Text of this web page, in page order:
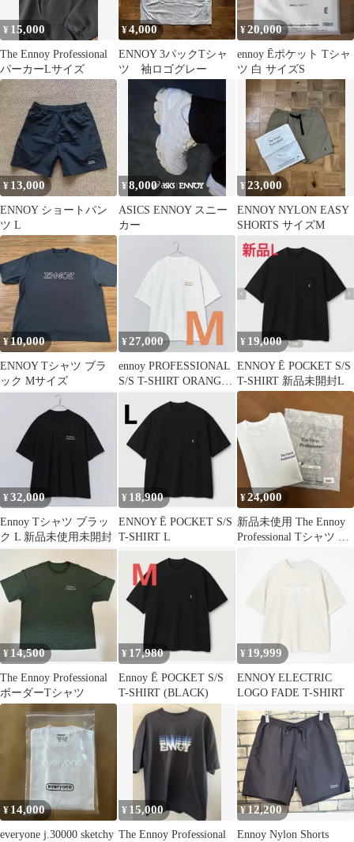
¥ 15,000
The Ennoy Professional
パーカーLサイズ
¥4,000
ENNOY 3パックTシャ
ツ 袖ロゴグレー
¥20,000
ennoy Ēポケット Tシャ
ツ 白 サイズS
¥ 13,000
ENNOY ショートパン
ツ L
¥8,000
ASICS ENNOY スニー
カー
¥23,000
ENNOY NYLON EASY
SHORTS サイズM
¥10,000
ENNOY Tシャツ ブラ
ック Mサイズ
¥27,000
ennoy PROFESSIONAL
S/S T-SHIRT ORANGE
¥ 19,000
ENNOY Ē POCKET S/S
T-SHIRT 新品未開封L
¥32,000
Ennoy Tシャツ ブラッ
ク L 新品未使用未開封
¥ 18,900
ENNOY Ē POCKET S/S
T-SHIRT L
¥24,000
新品未使用 The Ennoy
Professional Tシャツ M
¥ 14,500
The Ennoy Professional
ボーダーTシャツ
¥ 17,980
Ennoy Ē POCKET S/S
T-SHIRT (BLACK)
¥ 19,999
ENNOY ELECTRIC
LOGO FADE T-SHIRT
¥ 14,000
everyone j.30000 sketchy
¥ 15,000
The Ennoy Professional
¥12,200
Ennoy Nylon Shorts